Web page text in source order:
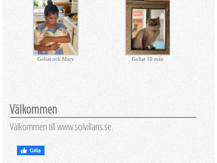
Goliat och Mary Goliat 10 mån
Välkommen
Välkommen till www.solvillans.se.